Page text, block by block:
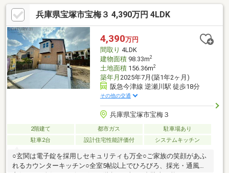
階、2階、3階に玄関があり、プライバシーをしっかり確保可能
兵庫県宝塚市宝梅３ 4,390万円 4LDK
4,390万円
間取り 4LDK
建物面積98.33m2
土地面積156.36m2
築年月 2025年7月(築1年2ヶ月)
阪急今津線 逆瀬川駅 徒歩18分
その他の交通
兵庫県宝塚市宝梅３
2階建て 都市ガス
駐車場あり
駐車2台
設計住宅性能評価付 システムキッチン
○玄関は電子錠を採用しセキュリティも万全○ご家族の笑顔があふ
れるカウンターキッチン○全室5帖以上でひろびろ、採光・通風も